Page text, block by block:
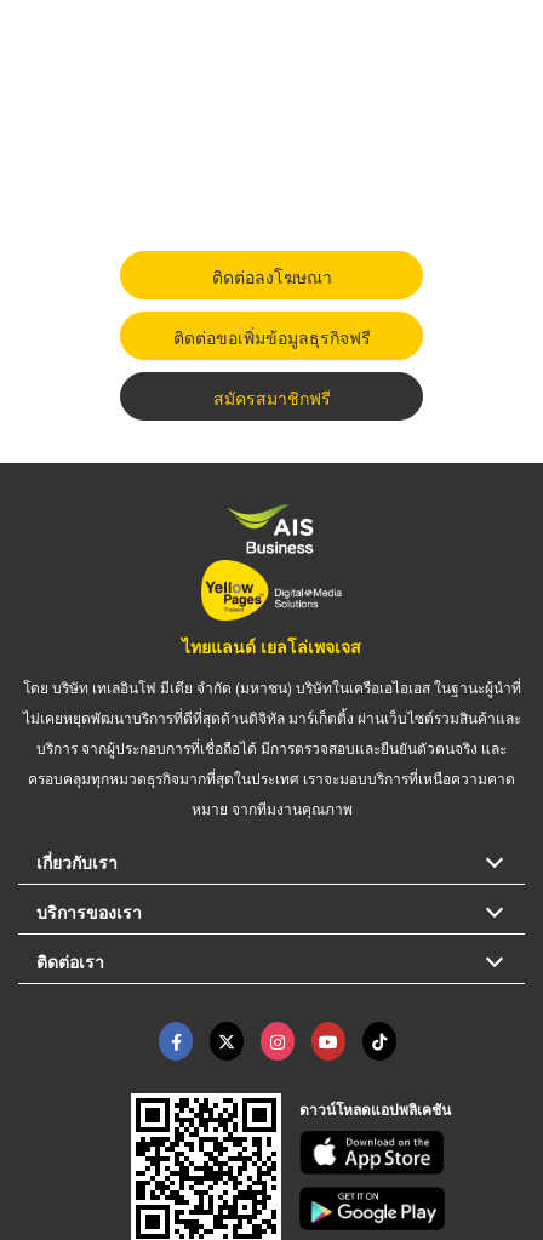
ติดต่อลงโฆษณา
ติดต่อขอเพิ่มข้อมูลธุรกิจฟรี
สมัครสมาชิกฟรี
ไทยแลนด์ เยลโล่เพจเจส
โดย บริษัท เทเลอินโฟ มีเดีย จำกัด (มหาชน) บริษัทในเครือเอไอเอส ในฐานะผู้นำที่
ไม่เคยหยุดพัฒนาบริการที่ดีที่สุดด้านดิจิทัล มาร์เก็ตติ้ง ผ่านเว็บไซต์รวมสินค้าและ
บริการ จากผู้ประกอบการที่เชื่อถือได้ มีการตรวจสอบและยืนยันตัวตนจริง และ
ครอบคลุมทุกหมวดธุรกิจมากที่สุดในประเทศ เราจะมอบบริการที่เหนือความคาด
หมาย จากทีมงานคุณภาพ
เกี่ยวกับเรา
บริการของเรา
ติดต่อเรา
ดาวน์โหลดแอปพลิเคชัน